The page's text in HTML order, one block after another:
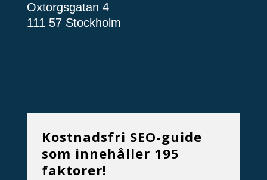
Oxtorgsgatan 4
111 57 Stockholm
Kostnadsfri SEO-guide
som innehåller 195
faktorer!